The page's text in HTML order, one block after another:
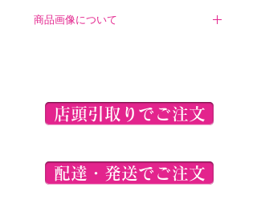
商品画像について
で、ご了承くださいませ。
店頭引取りでご注文
配達・発送でご注文